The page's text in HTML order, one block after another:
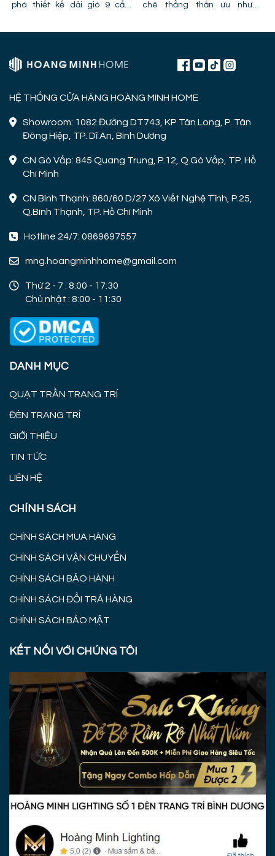
phá thiết kế dải gió 9 cấp,
lỗi lắp đặt khiến quạt bị giảm
chê thẳng thắn ưu nhược
quạt mất gió và hình ảnh thực
HỆ THỐNG CỬA HÀNG HOÀNG MINH HOME
Showroom: 1082 Đường DT743, KP Tân Long, P. Tân
Đông Hiệp, TP. Dĩ An, Bình Dương
CN Gò Vấp: 845 Quang Trung, P.12, Q.Gò Vấp, TP. Hồ
Chí Minh
CN Bình Thạnh: 860/60 D/27 Xô Viết Nghệ Tĩnh, P.25,
Q.Bình Thạnh, TP. Hồ Chí Minh
Hotline 24/7: 0869697557
mng.hoangminhhome@gmail.com
Thứ 2 - 7 : 8:00 - 17:30
Chủ nhật : 8:00 - 11:30
DANH MỤC
QUẠT TRẦN TRANG TRÍ
ĐÈN TRANG TRÍ
GIỚI THIỆU
TIN TỨC
LIÊN HỆ
CHÍNH SÁCH
CHÍNH SÁCH MUA HÀNG
CHÍNH SÁCH VẬN CHUYỂN
CHÍNH SÁCH BẢO HÀNH
CHÍNH SÁCH ĐỔI TRẢ HÀNG
CHÍNH SÁCH BẢO MẬT
KẾT NỐI VỚI CHÚNG TÔI